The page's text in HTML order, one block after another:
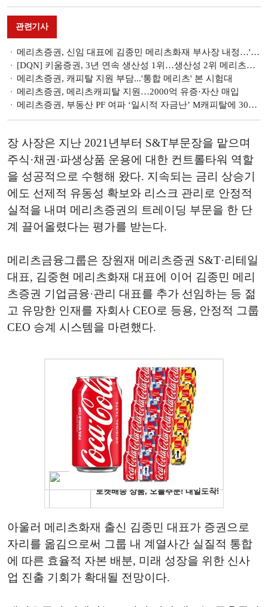
관련기사
메리츠증권, 신임 대표에 김종민 메리츠화재 부사장 내정…'2인대표 체제'
[DQN] 키움증권, 3년 연속 생산성 1위…생산성 2위 메리츠증권 성과보상 선도 [금융권 생산성 랭킹- 증권]
메리츠증권, 캐피탈 지원 부담...'통합 메리츠' 본 시험대
메리츠증권, 메리츠캐피탈 지원…2000억 유증·자산 매입
메리츠증권, 부동산 PF 여파 ‘일시적 자금난’ M캐피탈에 3000억원 지원
장 사장은 지난 2021년부터 S&T부문장을 맡으며
주식·채권·파생상품 운용에 대한 컨트롤타워 역할
을 성공적으로 수행해 왔다. 지속되는 금리 상승기
에도 선제적 유동성 확보와 리스크 관리로 안정적
실적을 내며 메리츠증권의 트레이딩 부문을 한 단
계 끌어올렸다는 평가를 받는다.
메리츠금융그룹은 장원재 메리츠증권 S&T·리테일
대표, 김중현 메리츠화재 대표에 이어 김종민 메리
츠증권 기업금융·관리 대표를 추가 선임하는 등 젊
고 유망한 인재를 자회사 CEO로 등용, 안정적 그룹
CEO 승계 시스템을 마련했다.
아울러 메리츠화재 출신 김종민 대표가 증권으로
자리를 옮김으로써 그룹 내 계열사간 실질적 통합
에 따른 효율적 자본 배분, 미래 성장을 위한 신사
업 진출 기회가 확대될 전망이다.